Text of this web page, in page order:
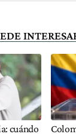
cuándo